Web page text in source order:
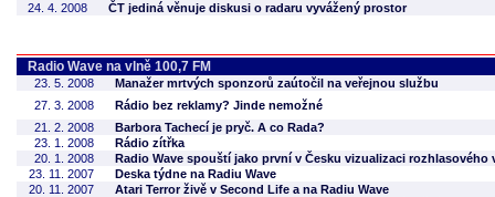
24. 4. 2008
ČT jediná věnuje diskusi o radaru vyvážený prostor
Radio Wave na vlně 100,7 FM
23. 5. 2008
Manažer mrtvých sponzorů zaútočil na veřejnou službu
27. 3. 2008
Rádio bez reklamy? Jinde nemožné
21. 2. 2008
Barbora Tachecí je pryč. A co Rada?
23. 1. 2008
Rádio zítřka
20. 1. 2008
Radio Wave spouští jako první v Česku vizualizaci rozhlasového
23. 11. 2007
Deska týdne na Radiu Wave
20. 11. 2007
Atari Terror živě v Second Life a na Radiu Wave